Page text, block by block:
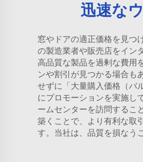
迅速な
窓やドアの適正価格を見つ
の製造業者や販売店をイン
高品質な製品を過剰な費用
ンや割引が見つかる場合も
せずに「大量購入価格（バ
にプロモーションを実施し
ームセンターを訪問するこ
築くことで、より有利な取
す。当社は、品質を損なう